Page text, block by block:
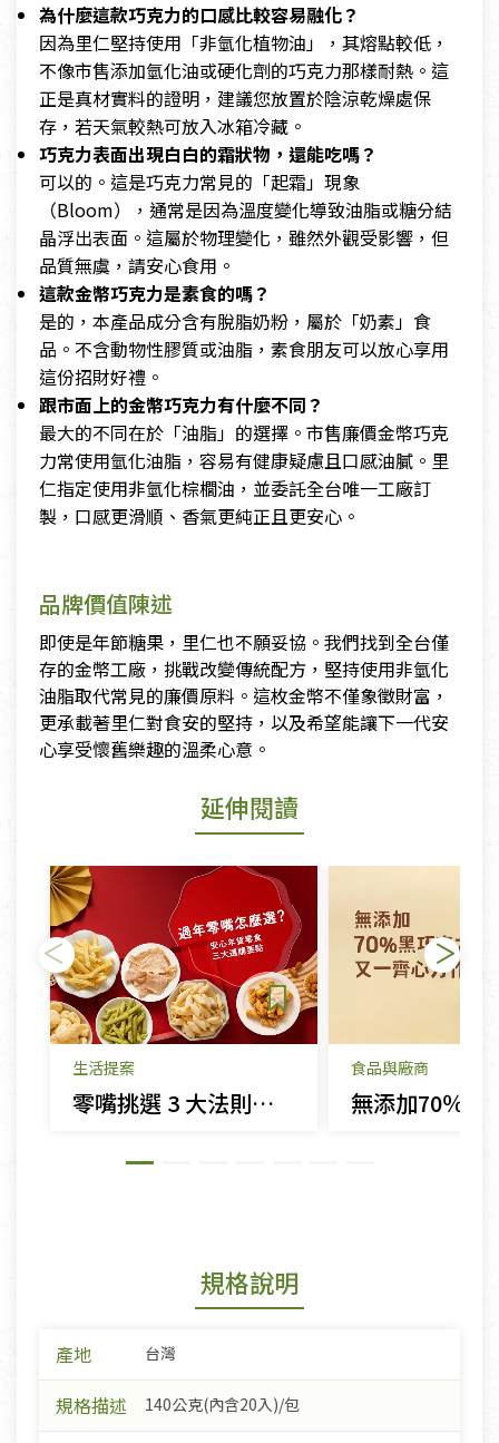
為什麼這款巧克力的口感比較容易融化？
因為里仁堅持使用「非氫化植物油」，其熔點較低，
不像市售添加氫化油或硬化劑的巧克力那樣耐熱。這
正是真材實料的證明，建議您放置於陰涼乾燥處保
存，若天氣較熱可放入冰箱冷藏。
巧克力表面出現白白的霜狀物，還能吃嗎？
可以的。這是巧克力常見的「起霜」現象
（Bloom），通常是因為溫度變化導致油脂或糖分結
晶浮出表面。這屬於物理變化，雖然外觀受影響，但
品質無虞，請安心食用。
這款金幣巧克力是素食的嗎？
是的，本產品成分含有脫脂奶粉，屬於「奶素」食
品。不含動物性膠質或油脂，素食朋友可以放心享用
這份招財好禮。
跟市面上的金幣巧克力有什麼不同？
最大的不同在於「油脂」的選擇。市售廉價金幣巧克
力常使用氫化油脂，容易有健康疑慮且口感油膩。里
仁指定使用非氫化棕櫚油，並委託全台唯一工廠訂
製，口感更滑順、香氣更純正且更安心。
品牌價值陳述
即使是年節糖果，里仁也不願妥協。我們找到全台僅
存的金幣工廠，挑戰改變傳統配方，堅持使用非氫化
油脂取代常見的廉價原料。這枚金幣不僅象徵財富，
更承載著里仁對食安的堅持，以及希望能讓下一代安
心享受懷舊樂趣的溫柔心意。
延伸閱讀
生活提案
零嘴挑選 3 大法則｜年貨這樣買，安心跟着來
食品與廠商
規格說明
產地 台灣
規格描述 140公克(內含20入)/包